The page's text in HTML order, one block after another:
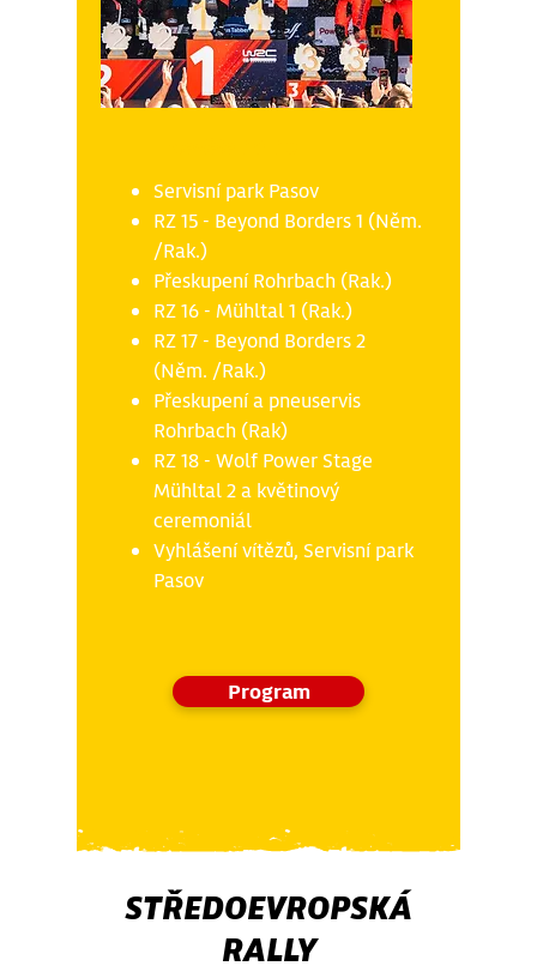
Servisní park Pasov
RZ 15 - Beyond Borders 1 (Něm.
/Rak.)
Přeskupení Rohrbach (Rak.)
RZ 16 - Mühltal 1 (Rak.)
RZ 17 - Beyond Borders 2
(Něm. /Rak.)
Přeskupení a pneuservis
Rohrbach (Rak)
RZ 18 - Wolf Power Stage
Mühltal 2 a květinový
ceremoniál
Vyhlášení vítězů, Servisní park
Pasov
Program
STŘEDOEVROPSKÁ
RALLY